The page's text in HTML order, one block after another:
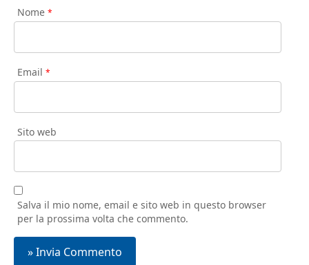
Nome *
Email *
Sito web
Salva il mio nome, email e sito web in questo browser
per la prossima volta che commento.